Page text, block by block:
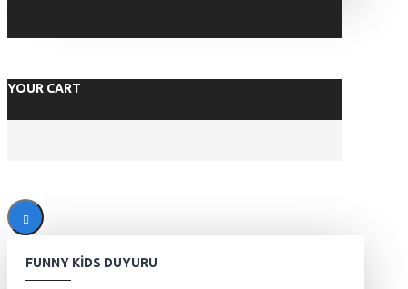
YOUR CART
FUNNY KIDS DUYURU